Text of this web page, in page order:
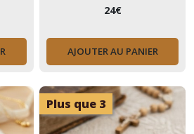
24€
AJOUTER AU PANIER
Plus que 3